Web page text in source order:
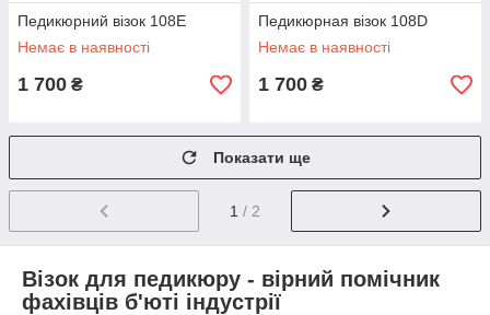
Педикюрний візок 108Е
Немає в наявності
1 700 ₴
Педикюрная візок 108D
Немає в наявності
1 700 ₴
Показати ще
1 / 2
Візок для педикюру - вірний помічник
фахівців б'юті індустрії